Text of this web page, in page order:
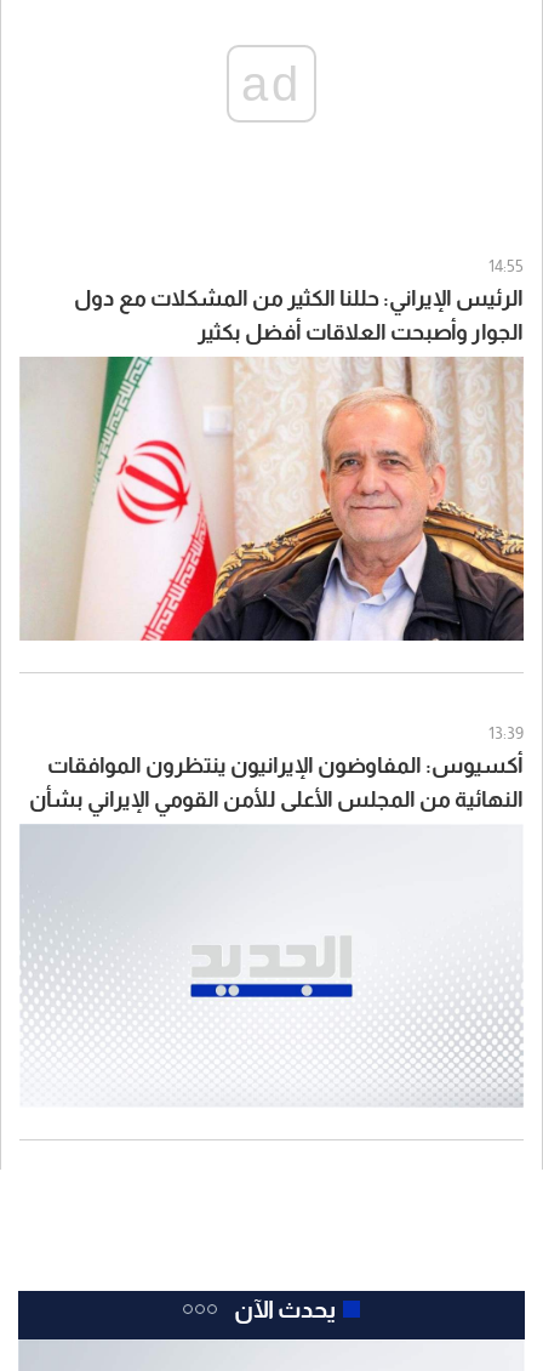
ad
14:55
الرئيس الإيراني: حللنا الكثير من المشكلات مع دول
الجوار وأصبحت العلاقات أفضل بكثير
13:39
أكسيوس: المفاوضون الإيرانيون ينتظرون الموافقات
النهائية من المجلس الأعلى للأمن القومي الإيراني بشأن
يحدث الآن